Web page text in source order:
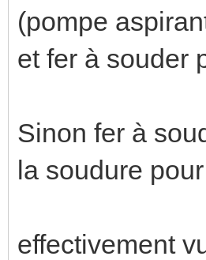
(pompe
et fer à souder
Sinon fer à
la soudure
effectivement